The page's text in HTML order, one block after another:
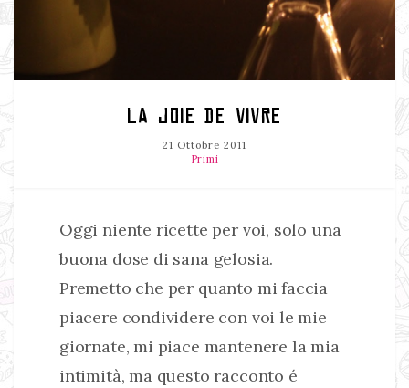
LA JOIE DE VIVRE
21 Ottobre 2011
Primi
Oggi niente ricette per voi, solo una
buona dose di sana gelosia.
Premetto che per quanto mi faccia
piacere condividere con voi le mie
giornate, mi piace mantenere la mia
intimità, ma questo racconto é